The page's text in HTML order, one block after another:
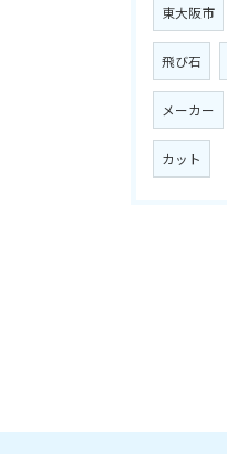
東大阪市
飛び石
メーカー
カット